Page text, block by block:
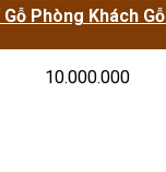
Gỗ Phòng Khách
10.000.000